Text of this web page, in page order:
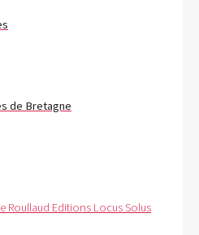
de Bretagne
Roullaud Editions Locus Solus